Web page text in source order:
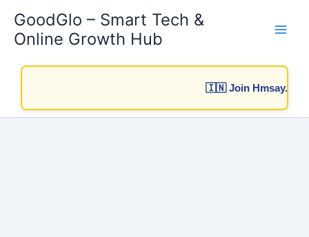
content
GoodGlo – Smart Tech &
Online Growth Hub